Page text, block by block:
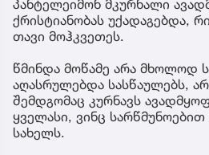
პანტელეიმონ მკურნალი
ქრისტიანობას უქადაგებდა,
თავი მოჰკვეთეს.
წმინდა მოწამე არა მხოლოდ
აღასრულებდა სასწაულებს,
შემდგომაც კურნავს
ყველასი, ვინც სარწმუნოებით
სახელს.